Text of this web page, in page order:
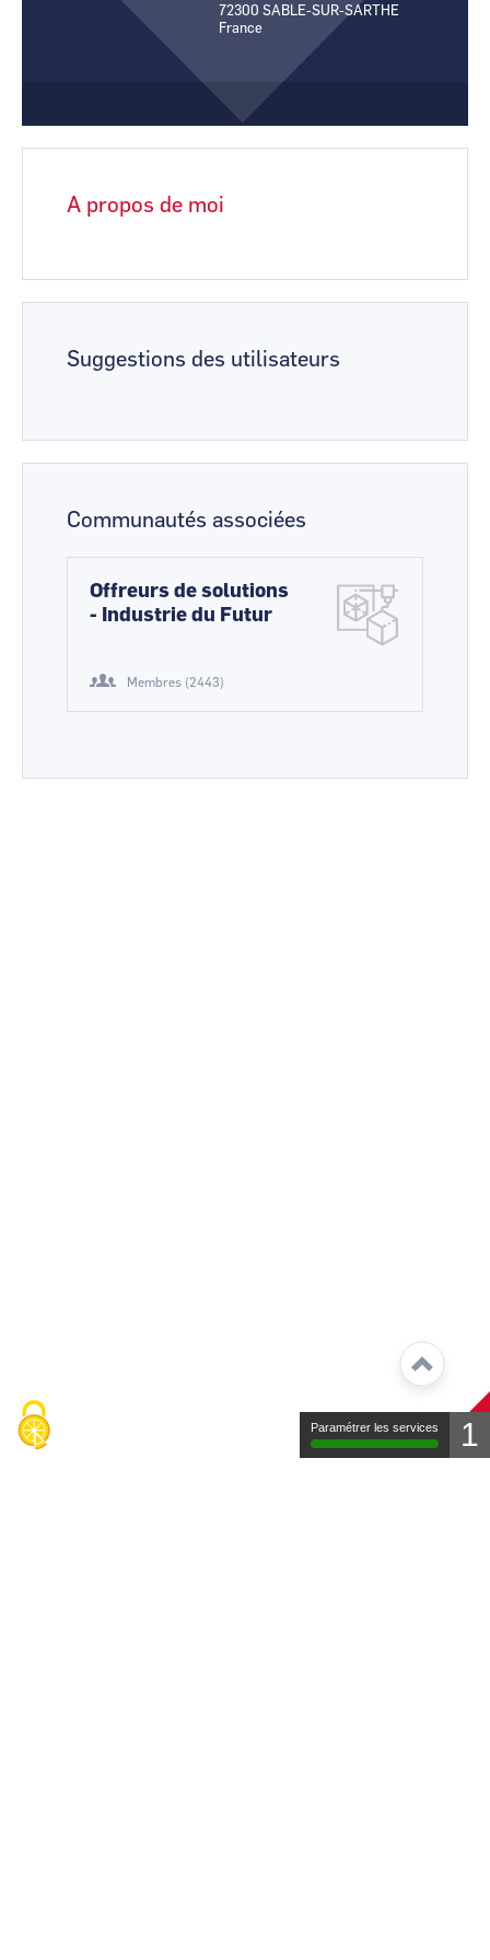
CCI Business
Pays de la Loire
72300 SABLE-SUR-SARTHE
France
A propos de moi
Suggestions des utilisateurs
Communautés associées
Offreurs de solutions
- Industrie du Futur
Membres (2443)
Paramétrer les services 1